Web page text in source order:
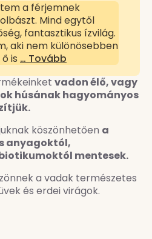
a férjemnek
Mind egytől
fantasztikus ízvilág.
aki nem különösebben
is … Tovább
vadon élő, vagy
húsának hagyományos
köszönhetően a
anyagoktól,
mentesek.
a vadak természetes
és erdei virágok.